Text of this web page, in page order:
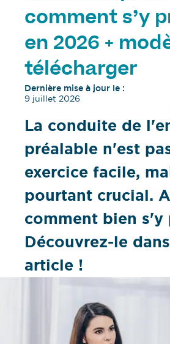
comment s’y
en 2026 +
télécharger
Dernière mise à jour le :
9 juillet 2026
La conduite de
préalable n'est
exercice facile,
pourtant crucial.
comment bien s'y
Découvrez-le
article !